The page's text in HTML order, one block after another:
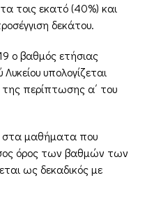
τοις εκατό (40%) και
δεκάτου.
ο βαθμός ετήσιας
υπολογίζεται
περίπτωσης α΄ του
στα μαθήματα που
όρος των βαθμών των
ως δεκαδικός με